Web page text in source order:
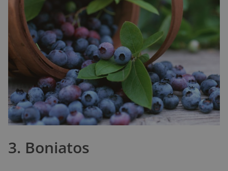
3. Boniatos